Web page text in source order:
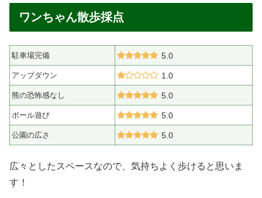
ワンちゃん散歩採点
駐車場完備 5.0
アップダウン 1.0
熊の恐怖感なし 5.0
ボール遊び 5.0
公園の広さ 5.0
広々としたスペースなので、気持ちよく歩けると思いま
す！